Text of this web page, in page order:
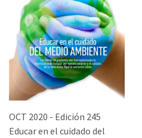
OCT 2020 - Edición 245
Educar en el cuidado del